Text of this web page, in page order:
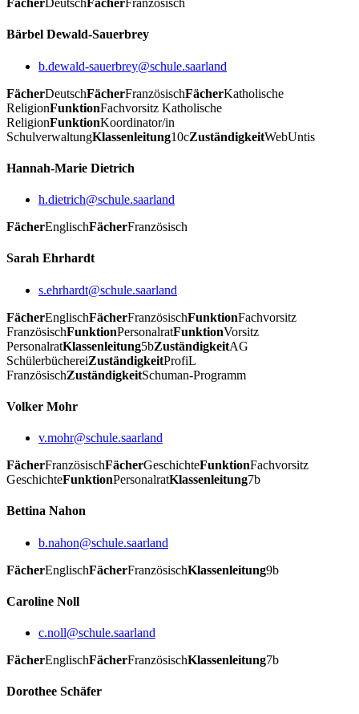
FächerDeutschFächerFranzösisch
Bärbel Dewald-Sauerbrey
b.dewald-sauerbrey@schule.saarland
FächerDeutschFächerFranzösischFächerKatholische
ReligionFunktionFachvorsitz Katholische
ReligionFunktionKoordinator/in
SchulverwaltungKlassenleitung10cZuständigkeitWebUntis
Hannah-Marie Dietrich
h.dietrich@schule.saarland
FächerEnglischFächerFranzösisch
Sarah Ehrhardt
s.ehrhardt@schule.saarland
FächerEnglischFächerFranzösischFunktionFachvorsitz
FranzösischFunktionPersonalratFunktionVorsitz
PersonalratKlassenleitung5bZuständigkeitAG
SchülerbüchereiZuständigkeitProfiL
FranzösischZuständigkeitSchuman-Programm
Volker Mohr
v.mohr@schule.saarland
FächerFranzösischFächerGeschichteFunktionFachvorsitz
GeschichteFunktionPersonalratKlassenleitung7b
Bettina Nahon
b.nahon@schule.saarland
FächerEnglischFächerFranzösischKlassenleitung9b
Caroline Noll
c.noll@schule.saarland
FächerEnglischFächerFranzösischKlassenleitung7b
Dorothee Schäfer